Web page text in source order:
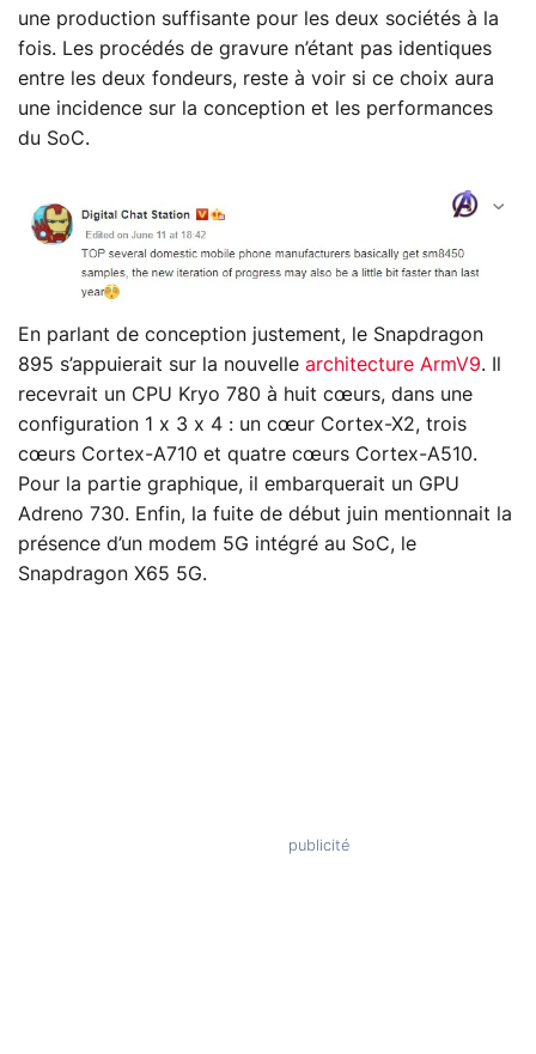
une production suffisante pour les deux sociétés à la
fois. Les procédés de gravure n’étant pas identiques
entre les deux fondeurs, reste à voir si ce choix aura
une incidence sur la conception et les performances
du SoC.
En parlant de conception justement, le Snapdragon
895 s’appuierait sur la nouvelle architecture ArmV9. Il
recevrait un CPU Kryo 780 à huit cœurs, dans une
configuration 1 x 3 x 4 : un cœur Cortex-X2, trois
cœurs Cortex-A710 et quatre cœurs Cortex-A510.
Pour la partie graphique, il embarquerait un GPU
Adreno 730. Enfin, la fuite de début juin mentionnait la
présence d’un modem 5G intégré au SoC, le
Snapdragon X65 5G.